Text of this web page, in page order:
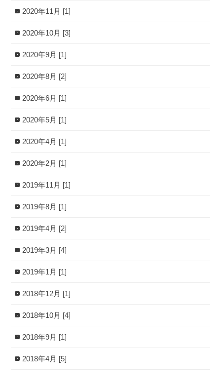
2020年11月 [1]
2020年10月 [3]
2020年9月 [1]
2020年8月 [2]
2020年6月 [1]
2020年5月 [1]
2020年4月 [1]
2020年2月 [1]
2019年11月 [1]
2019年8月 [1]
2019年4月 [2]
2019年3月 [4]
2019年1月 [1]
2018年12月 [1]
2018年10月 [4]
2018年9月 [1]
2018年4月 [5]